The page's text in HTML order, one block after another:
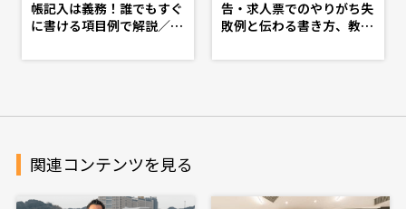
帳記入は義務！誰でもすぐ
に書ける項目例で解説／社
（dsj）- 理想の人事へ、シ
告・求人票でのやりがち失
敗例と伝わる書き方、教え
関連コンテンツを見る